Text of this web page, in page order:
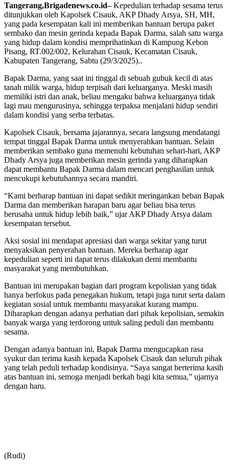
Tangerang,Brigadenews.co.id–Kepedulian terhadap sesama terus
ditunjukkan oleh Kapolsek Cisauk, AKP Dhady Arsya, SH, MH,
yang pada kesempatan kali ini memberikan bantuan berupa paket
sembako dan mesin gerinda kepada Bapak Darma, salah satu warga
yang hidup dalam kondisi memprihatinkan di Kampung Kebon
Pisang, RT.002/002, Kelurahan Cisauk, Kecamatan Cisauk,
Kabupaten Tangerang, Sabtu (29/3/2025)..
Bapak Darma, yang saat ini tinggal di sebuah gubuk kecil di atas
tanah milik warga, hidup terpisah dari keluarganya. Meski masih
memiliki istri dan anak, beliau mengaku bahwa keluarganya tidak
lagi mau mengurusinya, sehingga terpaksa menjalani hidup sendiri
dalam kondisi yang serba terbatas.
Kapolsek Cisauk, bersama jajarannya, secara langsung mendatangi
tempat tinggal Bapak Darma untuk menyerahkan bantuan. Selain
memberikan sembako guna memenuhi kebutuhan sehari-hari, AKP
Dhady Arsya juga memberikan mesin gerinda yang diharapkan
dapat membantu Bapak Darma dalam mencari penghasilan untuk
mencukupi kebutuhannya secara mandiri.
“Kami berharap bantuan ini dapat sedikit meringankan beban Bapak
Darma dan memberikan harapan baru agar beliau bisa terus
berusaha untuk hidup lebih baik,” ujar AKP Dhady Arsya dalam
kesempatan tersebut.
Aksi sosial ini mendapat apresiasi dari warga sekitar yang turut
menyaksikan penyerahan bantuan. Mereka berharap agar
kepedulian seperti ini dapat terus dilakukan demi membantu
masyarakat yang membutuhkan.
Bantuan ini merupakan bagian dari program kepolisian yang tidak
hanya berfokus pada penegakan hukum, tetapi juga turut serta dalam
kegiatan sosial untuk membantu masyarakat kurang mampu.
Diharapkan dengan adanya perhatian dari pihak kepolisian, semakin
banyak warga yang terdorong untuk saling peduli dan membantu
sesama.
Dengan adanya bantuan ini, Bapak Darma mengucapkan rasa
syukur dan terima kasih kepada Kapolsek Cisauk dan seluruh pihak
yang telah peduli terhadap kondisinya. “Saya sangat berterima kasih
atas bantuan ini, semoga menjadi berkah bagi kita semua,” ujarnya
dengan haru.
(Rudi)